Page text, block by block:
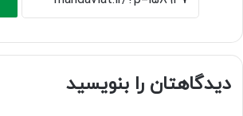
دیدگاهتان را بنویسید